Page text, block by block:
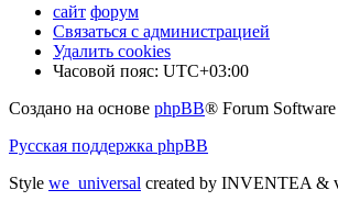
сайт форум
Связаться с администрацией
Удалить cookies
Часовой пояс: UTC+03:00
Создано на основе phpBB® Forum
Русская поддержка phpBB
Style we_universal created by INVENTEA &